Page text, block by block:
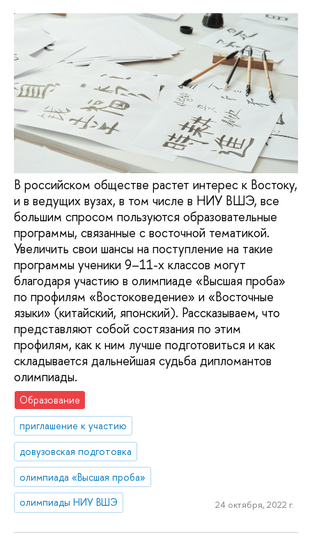
В российском обществе растет интерес к Востоку,
и в ведущих вузах, в том числе в НИУ ВШЭ, все
большим спросом пользуются образовательные
программы, связанные с восточной тематикой.
Увеличить свои шансы на поступление на такие
программы ученики 9–11-х классов могут
благодаря участию в олимпиаде «Высшая проба»
по профилям «Востоковедение» и «Восточные
языки» (китайский, японский). Рассказываем, что
представляют собой состязания по этим
профилям, как к ним лучше подготовиться и как
складывается дальнейшая судьба дипломантов
олимпиады.
Образование
приглашение к участию
довузовская подготовка
олимпиада «Высшая проба»
олимпиады НИУ ВШЭ
24 октября, 2022 г.